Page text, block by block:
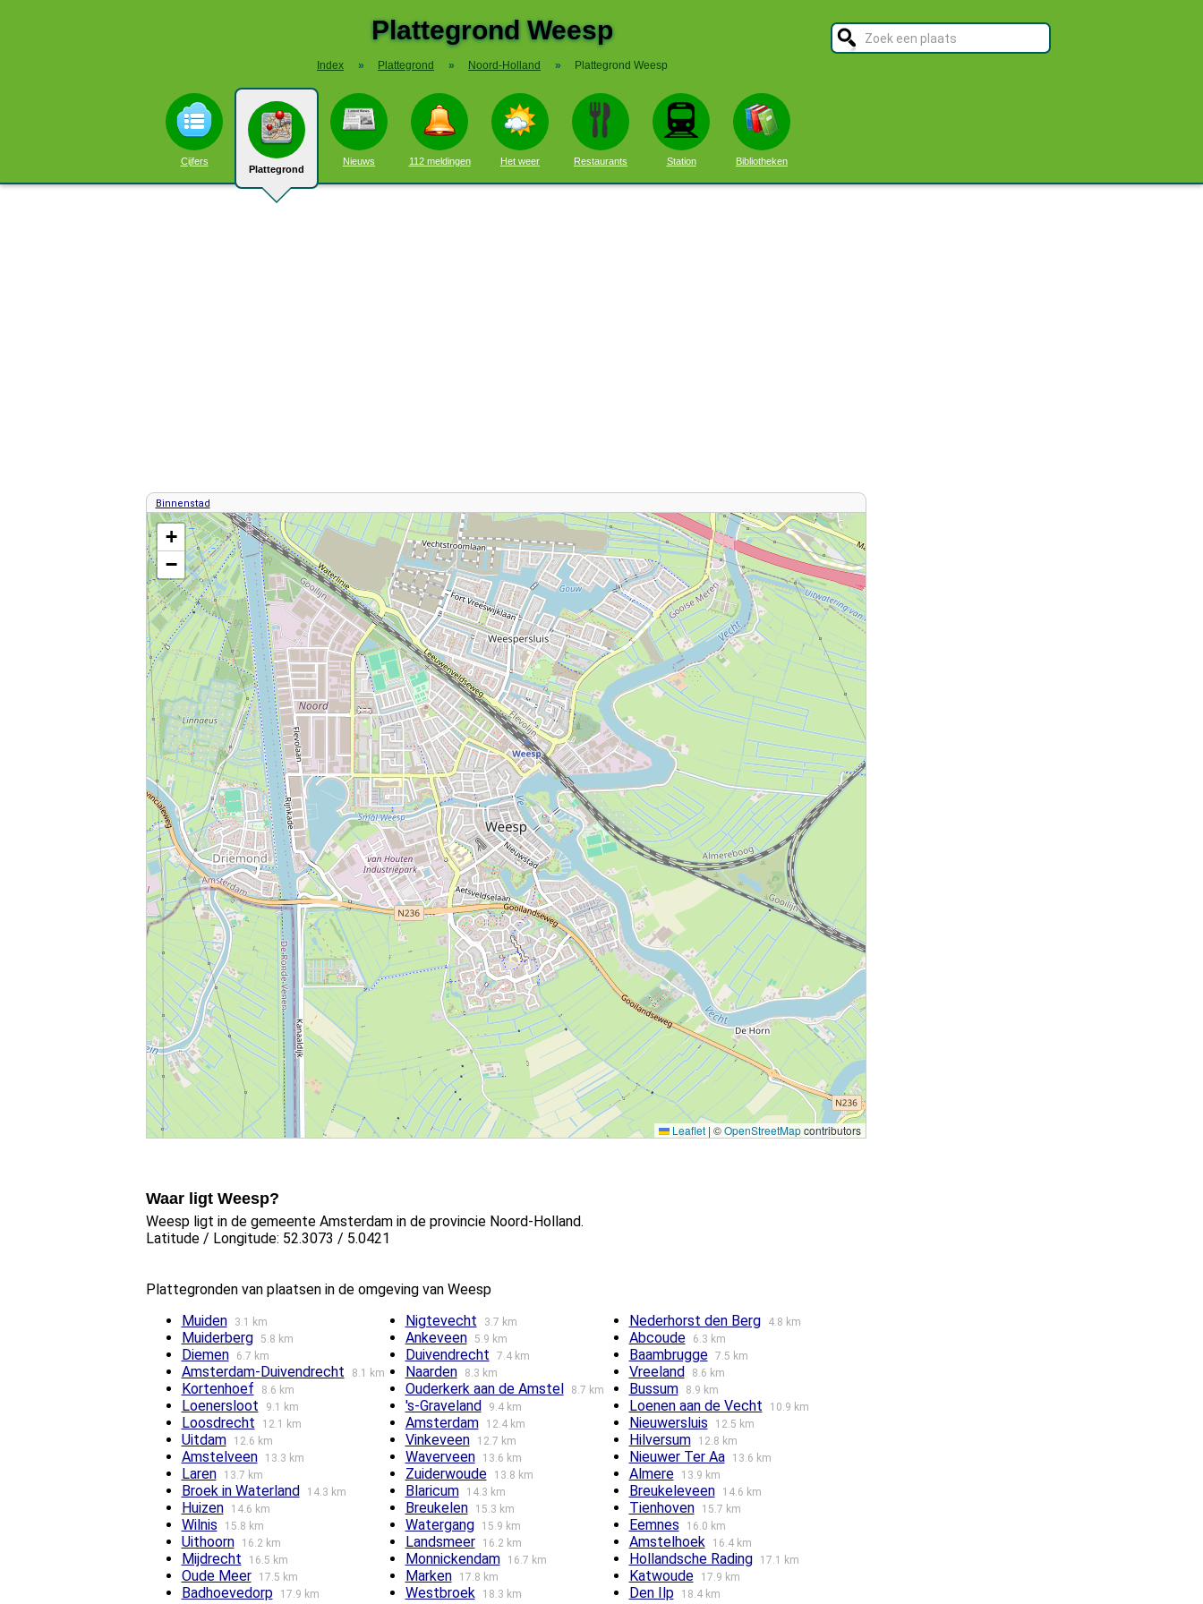
Plattegrond Weesp
Index » Plattegrond » Noord-Holland » Plattegrond Weesp
Cijfers
Plattegrond
Nieuws 112 meldingen Het weer Restaurants Station Bibliotheken
Binnenstad
Kaart / Plattegrond Weesp centrum
+
−
Leaflet | ©OpenStreetMapcontributors
Waar ligt Weesp?
Weesp ligt in de gemeente Amsterdam in de provincie Noord-Holland.
Latitude / Longitude: 52.3073 / 5.0421
Plattegronden van plaatsen in de omgeving van Weesp
Muiden
3.1 km Nigtevecht 3.7 km Nederhorst den Berg 4.8 km
Muiderberg 5.8 km Ankeveen 5.9 km Abcoude 6.3 km
Diemen 6.7 km Duivendrecht 7.4 km Baambrugge 7.5 km
Amsterdam-Duivendrecht 8.1 km Naarden 8.3 km Vreeland 8.6 km
Kortenhoef 8.6 km Ouderkerk aan de Amstel 8.7 km Bussum 8.9 km
Loenersloot 9.1 km 's-Graveland 9.4 km Loenen aan de Vecht 10.9 km
Loosdrecht 12.1 km Amsterdam 12.4 km Nieuwersluis 12.5 km
Uitdam 12.6 km Vinkeveen 12.7 km Hilversum 12.8 km
Amstelveen 13.3 km Waverveen 13.6 km Nieuwer Ter Aa 13.6 km
Laren 13.7 km Zuiderwoude 13.8 km Almere 13.9 km
Broek in Waterland 14.3 km Blaricum 14.3 km Breukeleveen 14.6 km
Huizen 14.6 km Breukelen 15.3 km Tienhoven 15.7 km
Wilnis 15.8 km Watergang 15.9 km Eemnes 16.0 km
Uithoorn 16.2 km Landsmeer 16.2 km Amstelhoek 16.4 km
Mijdrecht 16.5 km Monnickendam 16.7 km Hollandsche Rading 17.1 km
Oude Meer 17.5 km Marken 17.8 km Katwoude 17.9 km
Badhoevedorp 17.9 km Westbroek 18.3 km Den Ilp 18.4 km